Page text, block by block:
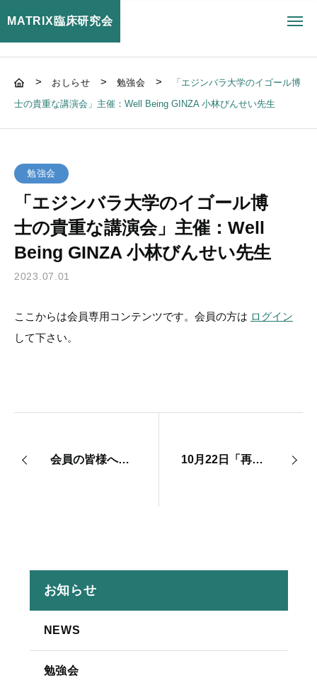
MATRIX臨床研究会
> おしらせ > 勉強会 >
「エジンバラ大学のイゴール博
士の貴重な講演会」主催：Well Being GINZA 小林びんせい先生
勉強会
「エジンバラ大学のイゴール博
士の貴重な講演会」主催：Well
Being GINZA 小林びんせい先生
2023.07.01
ここからは会員専用コンテンツです。会員の方は ログイン
して下さい。
会員の皆様へコンテンツ閲覧の制限に関しまして 10月22日「再生みらいクリニック医学会」参加可能
お知らせ
NEWS
勉強会